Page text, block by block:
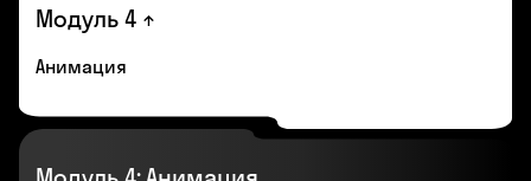
Модуль 4
Анимация